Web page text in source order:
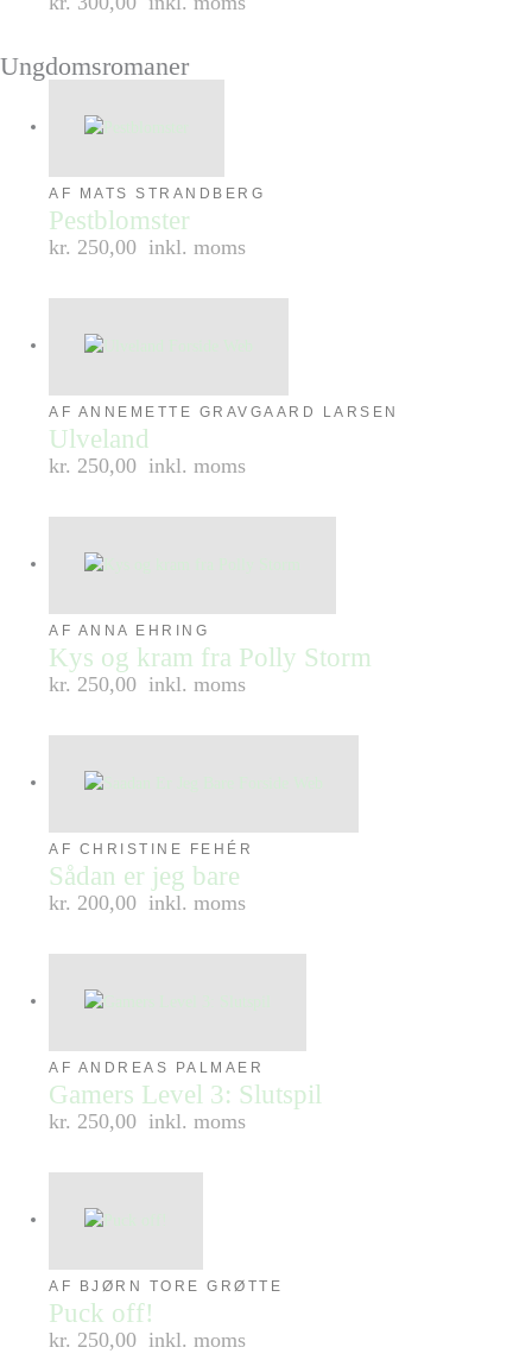
Ungdomsromaner
AF MATS STRANDBERG
Pestblomster
kr. 250,00 inkl. moms
AF ANNEMETTE GRAVGAARD LARSEN
Ulveland
kr. 250,00 inkl. moms
AF ANNA EHRING
Kys og kram fra Polly Storm
kr. 250,00 inkl. moms
AF CHRISTINE FEHÉR
Sådan er jeg bare
kr. 200,00 inkl. moms
AF ANDREAS PALMAER
Gamers Level 3: Slutspil
kr. 250,00 inkl. moms
AF BJØRN TORE GRØTTE
Puck off!
kr. 250,00 inkl. moms